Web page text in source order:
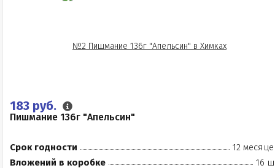
183 руб.
Пишмание 136г "Апельсин"
Срок годности
12
Вложений в коробке
16